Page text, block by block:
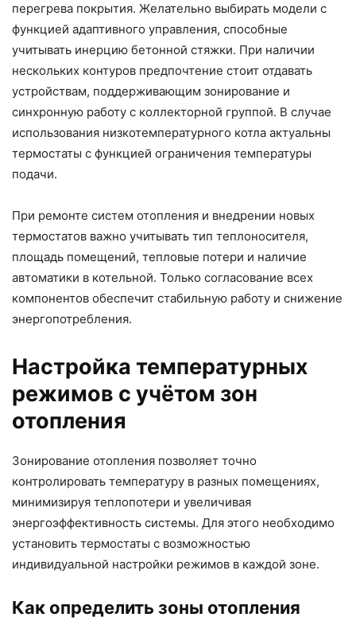
перегрева покрытия. Желательно выбирать модели с
функцией адаптивного управления, способные
учитывать инерцию бетонной стяжки. При наличии
нескольких контуров предпочтение стоит отдавать
устройствам, поддерживающим зонирование и
синхронную работу с коллекторной группой. В случае
использования низкотемпературного котла актуальны
термостаты с функцией ограничения температуры
подачи.
При ремонте систем отопления и внедрении новых
термостатов важно учитывать тип теплоносителя,
площадь помещений, тепловые потери и наличие
автоматики в котельной. Только согласование всех
компонентов обеспечит стабильную работу и снижение
энергопотребления.
Настройка температурных
режимов с учётом зон
отопления
Зонирование отопления позволяет точно
контролировать температуру в разных помещениях,
минимизируя теплопотери и увеличивая
энергоэффективность системы. Для этого необходимо
установить термостаты с возможностью
индивидуальной настройки режимов в каждой зоне.
Как определить зоны отопления